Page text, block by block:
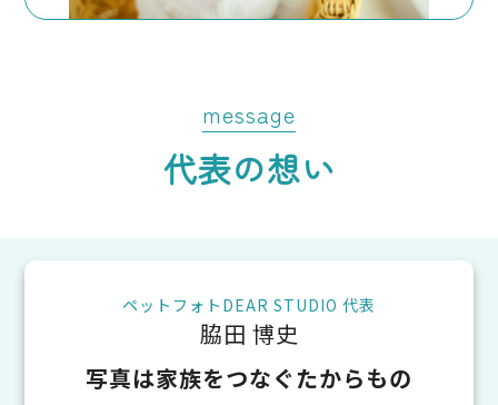
message
代表の想い
ペットフォトDEAR STUDIO 代表
脇田 博史
写真は家族をつなぐたからもの